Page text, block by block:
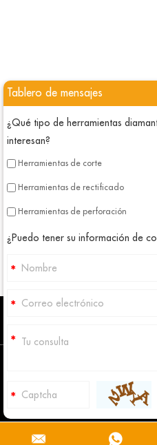
Copyright © Corediam Tools
Tablero de mensajes
¿Qué tipo de herramientas
interesan?
Herramientas de corte
Herramientas de rectificado
Herramientas de perforación
¿Puedo tener su información de